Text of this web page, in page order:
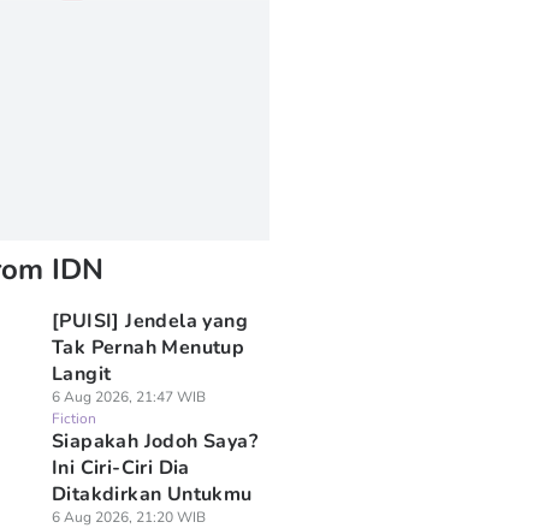
IDN
[PUISI] Jendela yang
Tak Pernah Menutup
Langit
6 Aug 2026, 21:47 WIB
Fiction
Siapakah Jodoh Saya?
Ini Ciri-Ciri Dia
Ditakdirkan Untukmu
6 Aug 2026, 21:20 WIB